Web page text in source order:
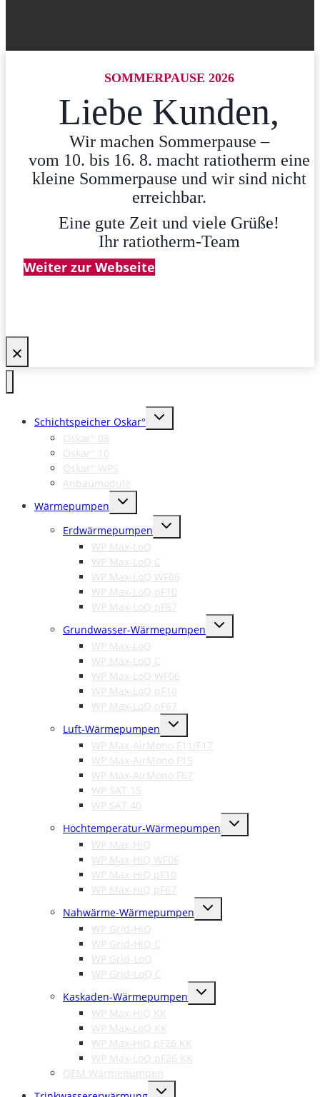
SOMMERPAUSE 2026
Liebe Kunden,
Wir machen Sommerpause –
vom 10. bis 16. 8. macht ratiotherm eine
kleine Sommerpause und wir sind nicht
erreichbar.
Eine gute Zeit und viele Grüße!
Ihr ratiotherm-Team
Weiter zur Webseite
Schichtspeicher Oskar°
Untermenü
Oskar° 08
Oskar° 10
Oskar° WPS
Anbaumodule
Wärmepumpen
Untermenü
Erdwärmepumpen
Untermenü
WP Max-LoQ
WP Max-LoQ C
WP Max-LoQ WF06
WP Max-LoQ pF10
WP Max-LoQ pF67
Grundwasser-Wärmepumpen
Untermenü
WP Max-LoQ
WP Max-LoQ C
WP Max-LoQ WF06
WP Max-LoQ pF10
WP Max-LoQ pF67
Luft-Wärmepumpen
Untermenü
WP Max-AirMono F11/F17
WP Max-AirMono F15
WP Max-AirMono F67
WP SAT 15
WP SAT 40
Hochtemperatur-Wärmepumpen
Untermenü
WP Max-HiQ
WP Max-HiQ WF06
WP Max-HiQ pF10
WP Max-HiQ pF67
Nahwärme-Wärmepumpen
Untermenü
WP Grid-HiQ
WP Grid-HiQ C
WP Grid-LoQ
WP Grid-LoQ C
Kaskaden-Wärmepumpen
Untermenü
WP Max-HiQ KK
WP Max-LoQ KK
WP Max-HiQ pF26 KK
WP Max-LoQ pF26 KK
OEM Wärmepumpen
Untermenü